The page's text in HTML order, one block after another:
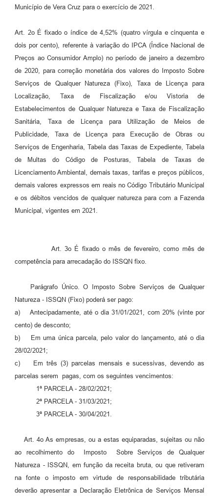
Município de Vera Cruz para o exercício de 2021.
Art. 2o É fixado o índice de 4,52% (quatro vírgula e cinquenta e
dois por cento), referente à variação do IPCA (Índice Nacional de
Preços ao Consumidor Amplo) no período de janeiro a dezembro
de 2020, para correção monetária dos valores do Imposto Sobre
Serviços de Qualquer Natureza (Fixo), Taxa de Licença para
Localização, Taxa de Fiscalização e/ou Vistoria de
Estabelecimentos de Qualquer Natureza e Taxa de Fiscalização
Sanitária, Taxa de Licença para Utilização de Meios de
Publicidade, Taxa de Licença para Execução de Obras ou
Serviços de Engenharia, Tabela das Taxas de Expediente, Tabela
de Multas do Código de Posturas, Tabela de Taxas de
Licenciamento Ambiental, demais taxas, tarifas e preços públicos,
demais valores expressos em reais no Código Tributário Municipal
e os débitos vencidos de qualquer natureza para com a Fazenda
Municipal, vigentes em 2021.
Art. 3o É fixado o mês de fevereiro, como mês de
competência para arrecadação do ISSQN fixo.
Parágrafo Único. O Imposto Sobre Serviços de Qualquer
Natureza - ISSQN (Fixo) poderá ser pago:
a) Antecipadamente, até o dia 31/01/2021, com 20% (vinte por
cento) de desconto;
b) Em uma única parcela, pelo valor do lançamento, até o dia
28/02/2021;
c) Em três (3) parcelas mensais e sucessivas, devendo as
parcelas serem pagas, com os seguintes vencimentos:
1ª PARCELA - 28/02/2021;
2ª PARCELA - 31/03/2021;
3ª PARCELA - 30/04/2021.
Art. 4o As empresas, ou a estas equiparadas, sujeitas ou não
ao recolhimento do Imposto Sobre Serviços de Qualquer
Natureza - ISSQN, em função da receita bruta, ou que retiveram
na fonte o imposto em virtude de responsabilidade tributária
deverão apresentar a Declaração Eletrônica de Serviços Mensal